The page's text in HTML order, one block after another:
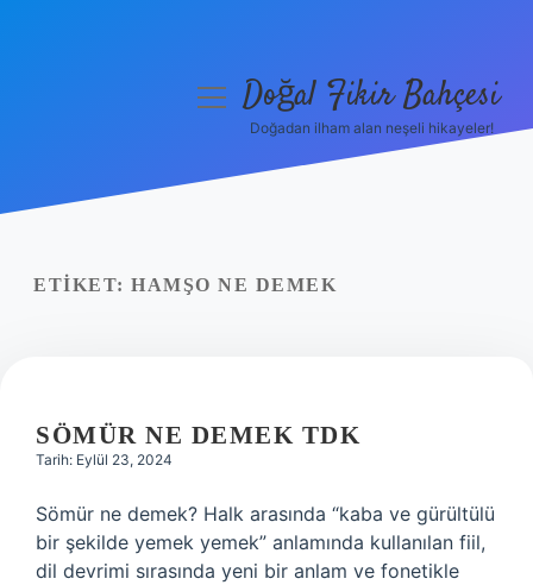
Yasal Uyarı
menüyüDoğal Fikir Bahçesi
Doğadan ilham alan neşeli hikayeler!
ETIKET: HAMŞO NE DEMEK
SÖMÜR NE DEMEK TDK
Tarih: Eylül 23, 2024
Sömür ne demek? Halk arasında “kaba ve gürültülü
bir şekilde yemek yemek” anlamında kullanılan fiil,
dil devrimi sırasında yeni bir anlam ve fonetikle